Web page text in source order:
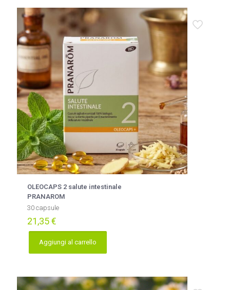
OLEOCAPS 2 salute intestinale
PRANAROM
30 capsule
21,35€
Aggiungi al carrello